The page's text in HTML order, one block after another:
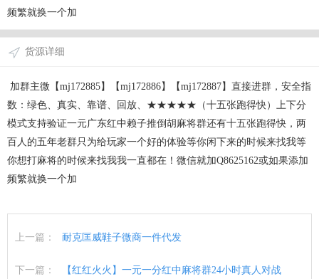
频繁就换一个加
货源详细
加群主微【mj172885】【mj172886】【mj172887】直接进群，安全指
数：绿色、真实、靠谱、回放、★★★★★（十五张跑得快）上下分
模式支持验证一元广东红中赖子推倒胡麻将群还有十五张跑得快，两
百人的五年老群只为给玩家一个好的体验等你闲下来的时候来找我等
你想打麻将的时候来找我我一直都在！微信就加Q8625162或如果添加
频繁就换一个加
上一篇： 耐克匡威鞋子微商一件代发
下一篇： 【红红火火】一元一分红中麻将群24小时真人对战